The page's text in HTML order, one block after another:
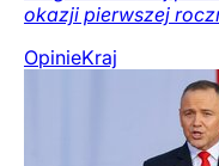
okazji pierwszej
OpinieKraj